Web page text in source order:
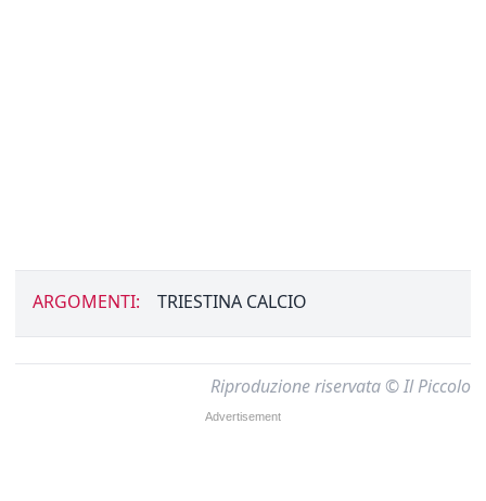
ARGOMENTI: TRIESTINA CALCIO
Riproduzione riservata © Il Piccolo